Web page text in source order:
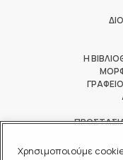
Χρησιμοποιούμε
Η